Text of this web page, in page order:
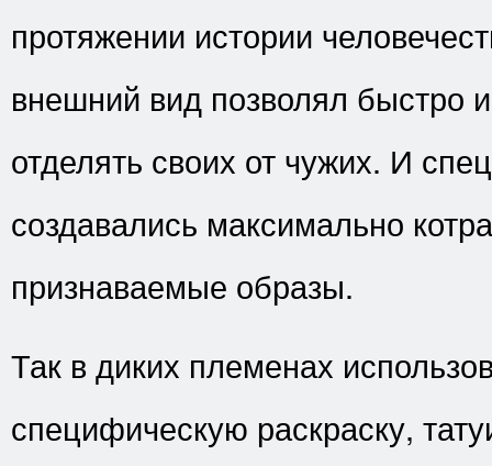
протяжении истории
внешний вид позволял быстро
отделять своих от чужих. И
создавались максимально
признаваемые образы.
Так в диких племенах
специфическую раскраску,